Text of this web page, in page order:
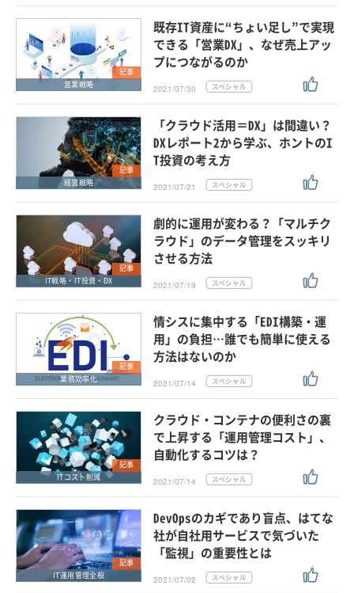
記事
営業戦略
既存IT資産に“ちょい足し”で実現
できる「営業DX」、なぜ売上アッ
プにつながるのか
2021/07/30
記事
経営戦略
「クラウド活用＝DX」は間違い？
DXレポート2から学ぶ、ホントのI
T投資の考え方
2021/07/21
記事
IT戦略・IT投資・DX
劇的に運用が変わる？「マルチク
ラウド」のデータ管理をスッキリ
させる方法
2021/07/19
記事
業務効率化
情シスに集中する「EDI構築・運
用」の負担…誰でも簡単に使える
方法はないのか
2021/07/14
記事
ITコスト削減
クラウド・コンテナの便利さの裏
で上昇する「運用管理コスト」、
自動化するコツは？
2021/07/14
記事
IT運用管理全般
DevOpsのカギであり盲点、はてな
社が自社用サービスで気づいた
「監視」の重要性とは
2021/07/02